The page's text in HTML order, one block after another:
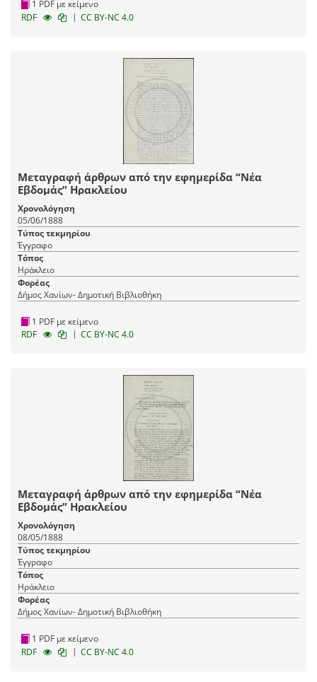
1 PDF με κείμενο
RDF
| CC BY-NC 4.0
Μεταγραφή άρθρων από την εφημερίδα “Νέα
Εβδομάς” Ηρακλείου
Χρονολόγηση
05/06/1888
Τύπος τεκμηρίου
Έγγραφο
Τόπος
Ηράκλειο
Φορέας
Δήμος Χανίων- Δημοτική Βιβλιοθήκη
1 PDF με κείμενο
RDF
| CC BY-NC 4.0
Μεταγραφή άρθρων από την εφημερίδα “Νέα
Εβδομάς” Ηρακλείου
Χρονολόγηση
08/05/1888
Τύπος τεκμηρίου
Έγγραφο
Τόπος
Ηράκλειο
Φορέας
Δήμος Χανίων- Δημοτική Βιβλιοθήκη
1 PDF με κείμενο
RDF
| CC BY-NC 4.0